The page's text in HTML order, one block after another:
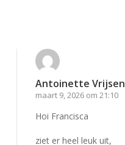
Antoinette Vrijsen
maart 9, 2026 om 21:10
Hoi Francisca
ziet er heel leuk uit,